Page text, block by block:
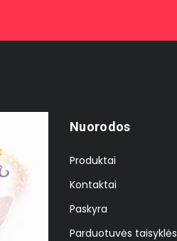
Nuorodos
Produktai
Kontaktai
Paskyra
Parduotuvės taisyklės